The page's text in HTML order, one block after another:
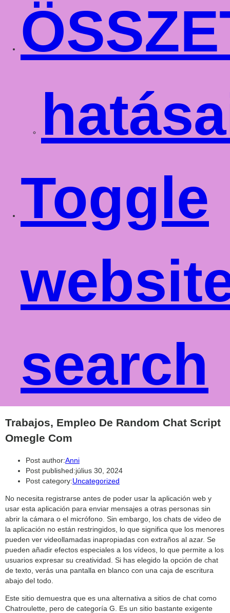
Toggle
search
Trabajos, Empleo De Random Chat Script
Omegle Com
Post author:Anni
Post published:július 30, 2024
Post category:Uncategorized
No necesita registrarse antes de poder usar la aplicación web y
usar esta aplicación para enviar mensajes a otras personas sin
abrir la cámara o el micrófono. Sin embargo, los chats de video de
la aplicación no están restringidos, lo que significa que los menores
pueden ver videollamadas inapropiadas con extraños al azar. Se
pueden añadir efectos especiales a los vídeos, lo que permite a los
usuarios expresar su creatividad. Si has elegido la opción de chat
de texto, verás una pantalla en blanco con una caja de escritura
abajo del todo.
Este sitio demuestra que es una alternativa a sitios de chat como
Chatroulette, pero de categoría G. Es un sitio bastante exigente